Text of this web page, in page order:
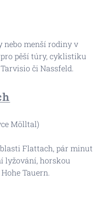
nebo menší rodiny v
pěší túry, cyklistiku
či Nassfeld.
Mölltal)
Flattach, pár minut
lyžování, horskou
Tauern.